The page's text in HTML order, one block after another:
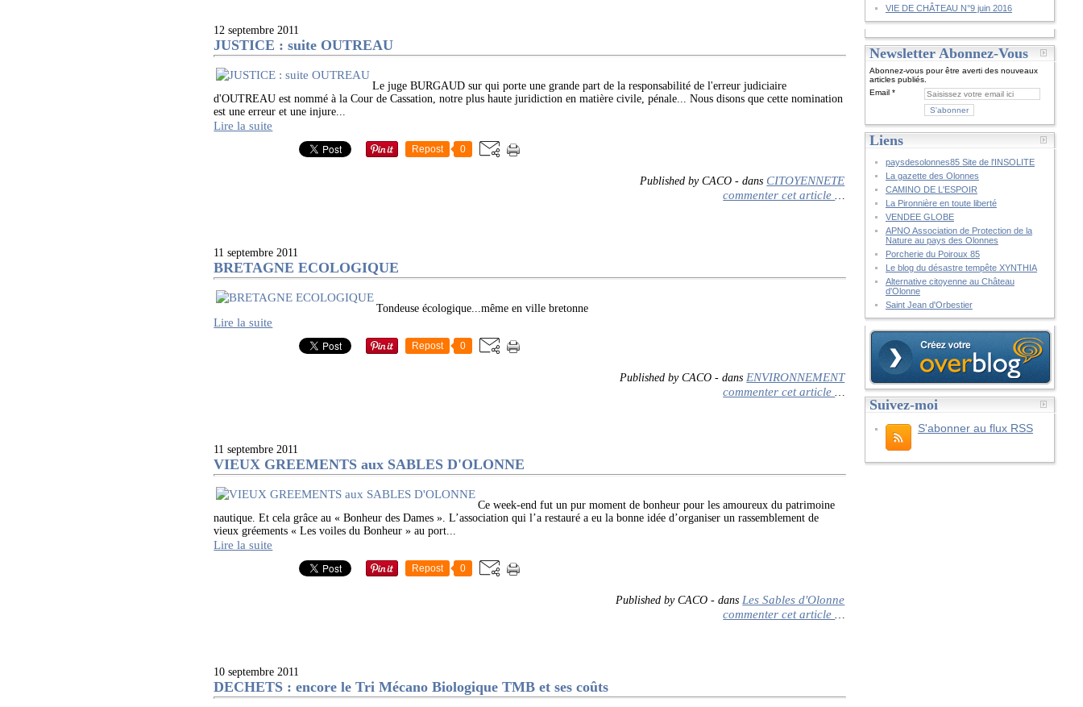
12 septembre 2011
JUSTICE : suite OUTREAU
Le juge BURGAUD sur qui porte une grande part de la responsabilité de l'erreur judiciaire
d'OUTREAU est nommé à la Cour de Cassation, notre plus haute juridiction en matière civile, pénale... Nous disons que cette nomination
est une erreur et une injure...
Lire la suite
Repost 0
Published by CACO - dans CITOYENNETE
commenter cet article …
11 septembre 2011
BRETAGNE ECOLOGIQUE
Tondeuse écologique...même en ville bretonne
Lire la suite
Repost 0
Published by CACO - dansENVIRONNEMENT
commenter cet article …
11 septembre 2011
VIEUX GREEMENTS aux SABLES D'OLONNE
Ce week-end fut un pur moment de bonheur pour les amoureux du patrimoine
nautique. Et cela grâce au « Bonheur des Dames ». L’association qui l’a restauré a eu la bonne idée d’organiser un rassemblement de
vieux gréements « Les voiles du Bonheur » au port...
Lire la suite
Repost 0
Published by CACO - dansLes Sables d'Olonne
commenter cet article …
10 septembre 2011
DECHETS : encore le Tri Mécano Biologique TMB et ses coûts
VIE DE CHÂTEAU N°9 juin 2016
Newsletter Abonnez-Vous
Abonnez-vous pour être averti des nouveaux
articles publiés.
Email
Liens
paysdesolonnes85 Site de l'INSOLITE
La gazette des Olonnes
CAMINO DE L'ESPOIR
La Pironnière en toute liberté
VENDEE GLOBE
APNO Association de Protection de la
Nature au pays des Olonnes
Porcherie du Poiroux 85
Le blog du désastre tempête XYNTHIA
Alternative citoyenne au Château
d'Olonne
Saint Jean d'Orbestier
Suivez-moi
S'abonner au flux RSS